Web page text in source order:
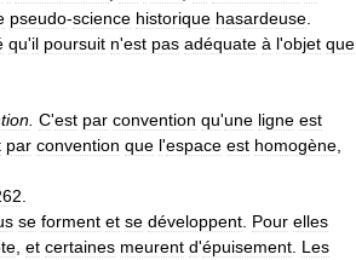
pseudo-science historique hasardeuse
qu'il poursuit n'est pas adéquate à l'objet que
C'est par convention qu'une ligne est
par convention que l'espace est homogène
se forment et se développent Pour elles
et certaines meurent d'épuisement Les